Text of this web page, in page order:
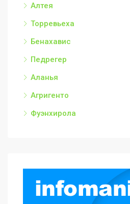
Алтея
Торревьеха
Бенахавис
Педрегер
Аланья
Агригенто
Фуэнхирола